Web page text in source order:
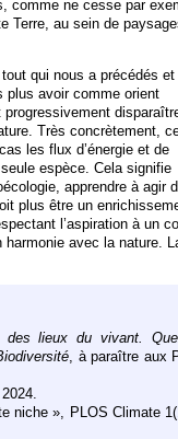
comme ne cesse par
Terre, au sein de
qui nous a précédés
plus avoir comme orient
Très concrètement,
les flux d’énergie et de
espèce. Cela signifie
apprendre à agir
plus être un
l’aspiration à un
avec la nature.
des lieux du vivant.
, à paraître aux
niche », PLOS Climate